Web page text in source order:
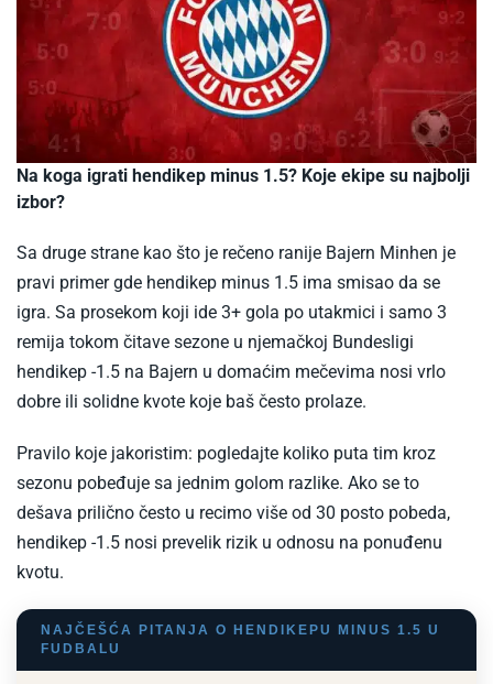
Na koga igrati hendikep minus 1.5? Koje ekipe su najbolji
izbor?
Sa druge strane kao što je rečeno ranije Bajern Minhen je
pravi primer gde hendikep minus 1.5 ima smisao da se
igra. Sa prosekom koji ide 3+ gola po utakmici i samo 3
remija tokom čitave sezone u njemačkoj Bundesligi
hendikep -1.5 na Bajern u domaćim mečevima nosi vrlo
dobre ili solidne kvote koje baš često prolaze.
Pravilo koje jakoristim: pogledajte koliko puta tim kroz
sezonu pobeđuje sa jednim golom razlike. Ako se to
dešava prilično često u recimo više od 30 posto pobeda,
hendikep -1.5 nosi prevelik rizik u odnosu na ponuđenu
kvotu.
NAJČEŠĆA PITANJA O HENDIKEPU MINUS 1.5 U
FUDBALU